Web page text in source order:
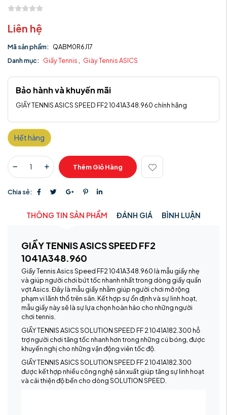
Liên hệ
Mã sản phẩm: QABM0R6J17
Danh mục: Giầy Tennis , Giày Tennis ASICS
Bảo hành và khuyến mãi
GIẦY TENNIS ASICS SPEED FF2 1041A348.960 chính hãng
Hết hàng
Thêm Giỏ Hàng
Chia sẻ:
THÔNG TIN SẢN PHẨM ĐÁNH GIÁ BÌNH LUẬN
GIẦY TENNIS ASICS SPEED FF2
1041A348.960
Giầy Tennis Asics Speed FF2 1041A348.960 là mẫu giầy nhẹ
và giúp người chơi bứt tốc nhanh nhất trong dòng giầy quần
vợt Asics. Đây là mẫu giầy nhằm giúp người chơi mở rộng
phạm vi lãnh thổ trên sân. Kết hợp sự ổn định và sự linh hoạt,
mẫu giầy này sẽ là sự lựa chọn hoàn hảo cho những người
chơi tennis.
GIẦY TENNIS ASICS SOLUTION SPEED FF 2 1041A182.300 hỗ
trợ người chơi tăng tốc nhanh hơn trong những cú bóng, được
khuyến nghị cho những vận động viên tốc độ.
GIẦY TENNIS ASICS SOLUTION SPEED FF 2 1041A182.300
được kết hợp nhiều công nghệ sản xuất giúp tăng sự linh hoạt
và cải thiện độ bền cho dòng SOLUTION SPEED.